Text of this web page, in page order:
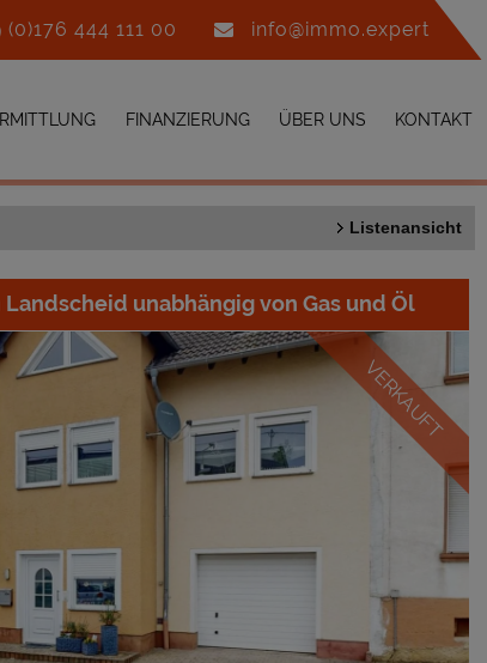
(0)176 444 111 00 info@immo.expert
FINANZIERUNG ÜBER UNS KONTAKT
Listenansicht
unabhängig von Gas und Öl
VERKAUFT
Consent Manager
Um fortfahren zu können,müssen Sie eine Cookie-
treffen. Nachfolgend erhalten Sie eine
verschiedenen Optionen und ihrer Bedeutung.